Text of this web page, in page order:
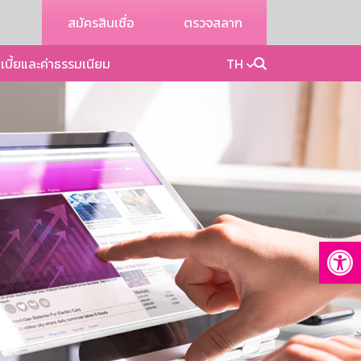
สมัครสินเชื่อ ตรวจสลาก
บี้ยและค่าธรรมเนียม TH